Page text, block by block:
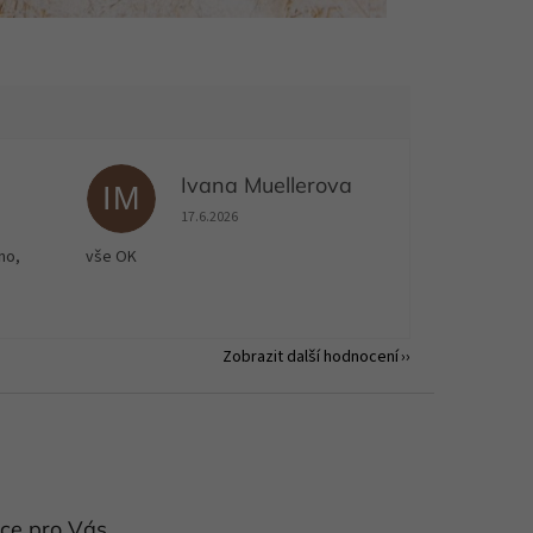
5 z 5 hvězdiček.IM Ivana Muellerova
Hodnocení obchodu je 5 z 5 hvězdiček.
17.6.2026
vše OK
Zobrazit další hodnocení